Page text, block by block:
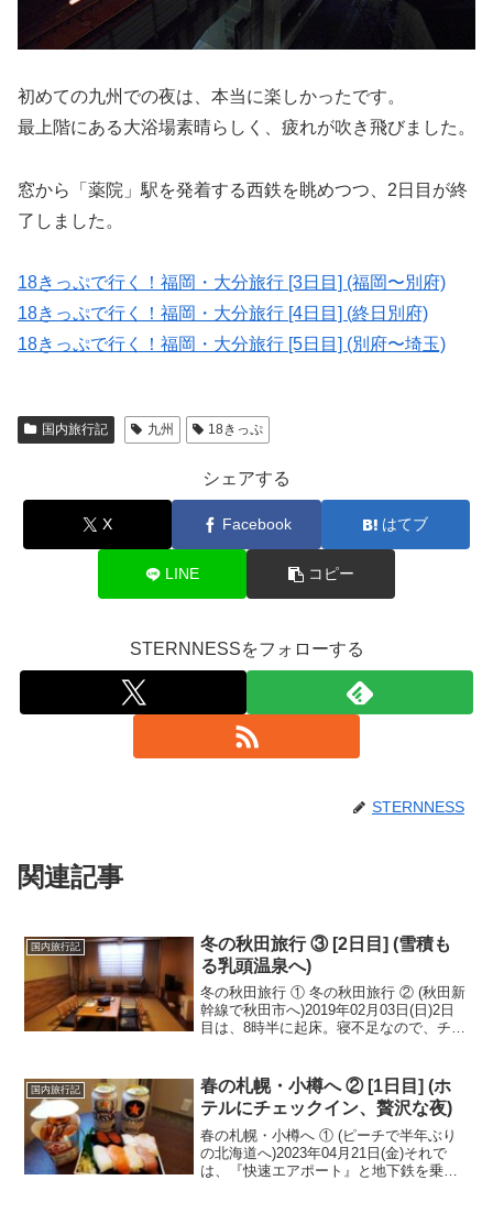
初めての九州での夜は、本当に楽しかったです。
最上階にある大浴場素晴らしく、疲れが吹き飛びました。
窓から「薬院」駅を発着する西鉄を眺めつつ、2日目が終
了しました。
18きっぷで行く！福岡・大分旅行 [3日目] (福岡〜別府)
18きっぷで行く！福岡・大分旅行 [4日目] (終日別府)
18きっぷで行く！福岡・大分旅行 [5日目] (別府〜埼玉)
国内旅行記 九州 18きっぷ
シェアする
X Facebook はてブ
LINE コピー
STERNNESSをフォローする
STERNNESS
関連記事
国内旅行記
冬の秋田旅行 ③ [2日目] (雪積も
る乳頭温泉へ)
冬の秋田旅行 ① 冬の秋田旅行 ② (秋田新
幹線で秋田市へ)2019年02月03日(日)2日
目は、8時半に起床。寝不足なので、チェ
張って起きました。『ドーミーイン』
は、...
国内旅行記
春の札幌・小樽へ ② [1日目] (ホ
テルにチェックイン、贅沢な夜)
春の札幌・小樽へ ① (ピーチで半年ぶり
の北海道へ)2023年04月21日(金)それで
は、『快速エアポート』と地下鉄を乗り